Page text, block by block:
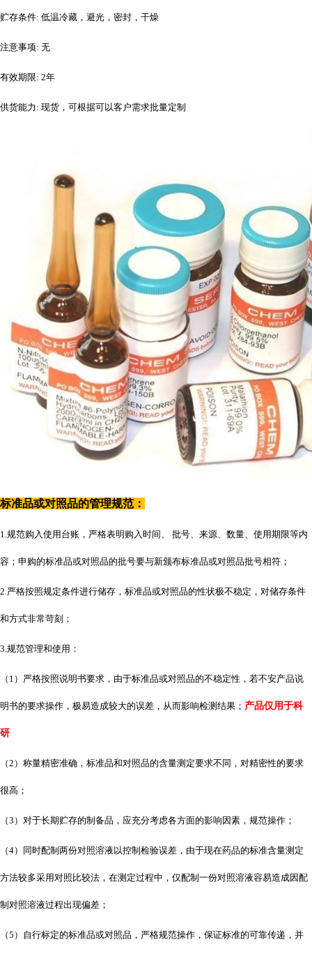
贮存条件: 低温冷藏，避光，密封，干燥
注意事项: 无
有效期限: 2年
供货能力 : 现货，可根据可以客户需求批量定制
标准品或对照品的管理规范：
1.规范购入使用台账，严格表明购入时间、 批号、来源、数量、使用期限等内
容；申购的标准品或对照品的批号要与新颁布标准品或对照品批号相符；
2.严格按照规定条件进行储存，标准品或对照品的性状极不稳定，对储存条件
和方式非常苛刻；
3.规范管理和使用：
（ 1）严格按照说明书要求，由于标准品或对照品的不稳定性，若不安产品说
明书的要求操作，极易造成较大的误差，从而影响检测结果； 产品仅用于科
研
（2）称量精密准确，标准品和对照品的含量测定要求不同，对精密性的要求
很高；
（3）对于长期贮存的制备品，应充分考虑各方面的影响因素，规范操作；
（4）同时配制两份对照溶液以控制检验误差，由于现在药品的标准含量测定
方法较多采用对照比较法，在测定过程中，仅配制一份对照溶液容易造成因配
制对照溶液过程出现偏差；
（5）自行标定的标准品或对照品，严格规范操作，保证标准的可靠传递，并